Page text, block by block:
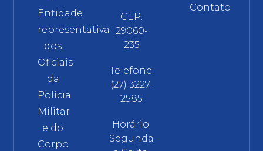
Entidade
representativa
dos
Oficiais
da
Polícia
Militar
e do
Corpo
CEP:
29060-
235
Telefone:
(27) 3227-
2585
Horário:
Segunda
Contato